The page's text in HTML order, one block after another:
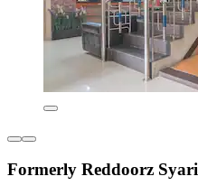
Formerly Reddoorz